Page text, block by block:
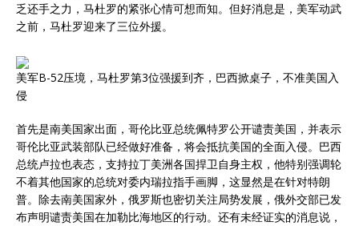
乏还手之力，马杜罗的紧张心情可想而知。但好消息是，美军动武
之前，马杜罗迎来了三位外援。
美军B-52压境，马杜罗第3位强援到齐，巴西掀桌子，不准美国入
侵
首先是南美国家出面，哥伦比亚总统佩特罗公开谴责美国，并表示
哥伦比亚武装部队已经做好准备，将会抵抗美国的全面入侵。巴西
总统卢拉也表态，支持拉丁美洲各国捍卫自身主权，他特别强调轮
不着其他国家的总统对委内瑞拉指手画脚，这显然是在针对特朗
普。除去南美国家外，俄罗斯也密切关注局势发展，俄外交部已发
布声明谴责美国在加勒比海地区的行动。还有未经证实的消息说，